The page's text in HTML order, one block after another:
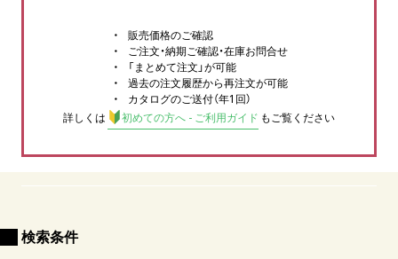
販売価格のご確認
ご注文・納期ご確認・在庫お問合せ
「まとめて注文」が可能
過去の注文履歴から再注文が可能
カタログのご送付（年1回）
詳しくは
初めての方へ - ご利用ガイド もご覧ください
検索条件